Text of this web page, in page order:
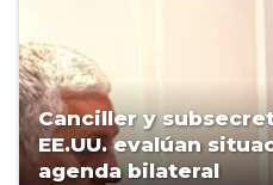
Canciller y
EE.UU. evalúan
agenda bilateral